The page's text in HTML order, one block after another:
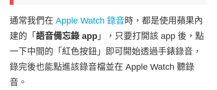
通常我們在 Apple Watch 錄音時，都是使用蘋果內
建的「 語音備忘錄 app 」，只要打開該 app 後，點
一下中間的「紅色按鈕」即可開始透過手錶錄音，
錄完後也能點進該錄音檔並在 Apple Watch 聽錄
音。